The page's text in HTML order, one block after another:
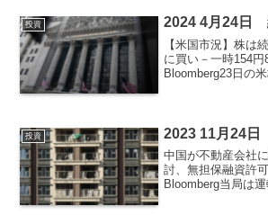
た。その...
投資 2024 4月24日
【米国市況】株は
に買い－一時154
Bloomberg23日の
いる。ハイテク...
投資 2023 11月24
中国が不動産会社
討、無担保融資許
Bloomberg当局は